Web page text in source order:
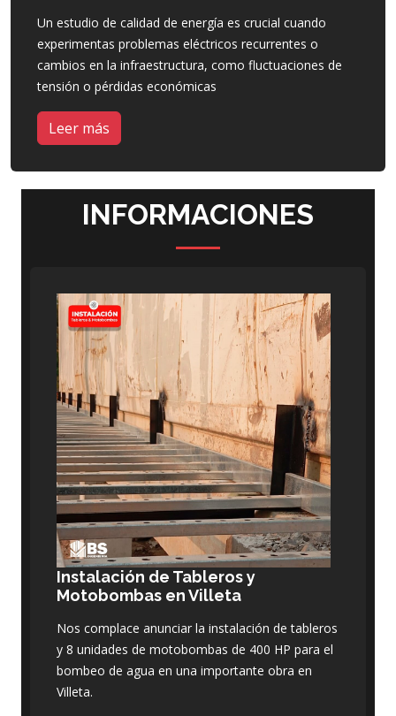
Un estudio de calidad de energía es crucial cuando
experimentas problemas eléctricos recurrentes o
cambios en la infraestructura, como fluctuaciones de
tensión o pérdidas económicas
Leer más
INFORMACIONES
Instalación de Tableros y
Motobombas en Villeta
Nos complace anunciar la instalación de tableros
y 8 unidades de motobombas de 400 HP para el
bombeo de agua en una importante obra en
Villeta.